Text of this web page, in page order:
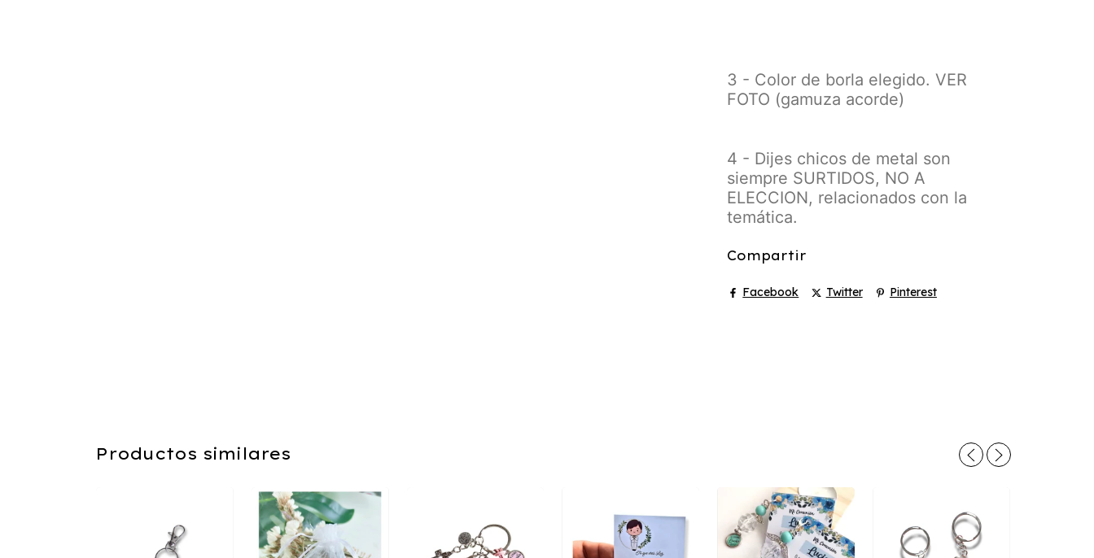
3 - Color de borla elegido. VER
FOTO (gamuza acorde)
4 - Dijes chicos de metal son
siempre SURTIDOS, NO A
ELECCION, relacionados con la
temática.
Compartir
Facebook Twitter Pinterest
Productos similares